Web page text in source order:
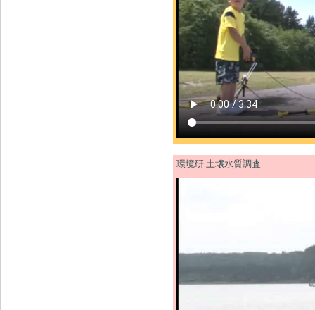
環境研 土壌水質調査